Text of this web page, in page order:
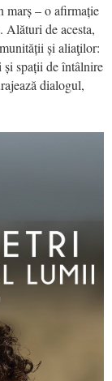
marș – o afirmație
Alături de acesta,
și aliaţilor:
spații de întâlnire
dialogul,